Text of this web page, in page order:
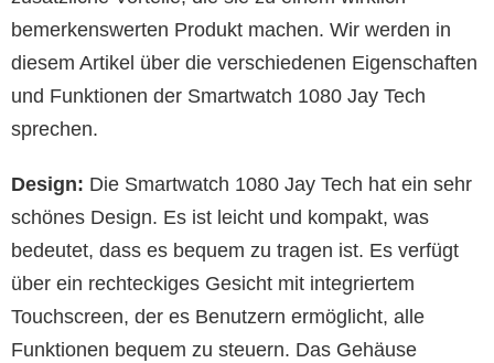
bemerkenswerten Produkt machen. Wir werden in
diesem Artikel über die verschiedenen Eigenschaften
und Funktionen der Smartwatch 1080 Jay Tech
sprechen.
Design: Die Smartwatch 1080 Jay Tech hat ein sehr
schönes Design. Es ist leicht und kompakt, was
bedeutet, dass es bequem zu tragen ist. Es verfügt
über ein rechteckiges Gesicht mit integriertem
Touchscreen, der es Benutzern ermöglicht, alle
Funktionen bequem zu steuern. Das Gehäuse